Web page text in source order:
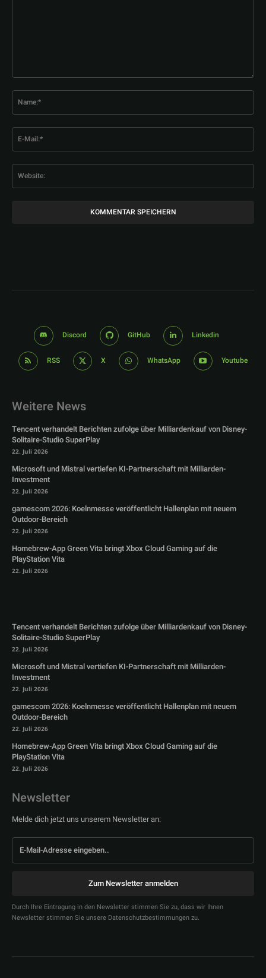
Discord GitHub Linkedin
RSS X WhatsApp Youtube
Weitere News
Tencent verhandelt Berichten zufolge über Milliardenkauf von Disney-
Solitaire-Studio SuperPlay
22. Juli 2026
Microsoft und Mistral vertiefen KI-Partnerschaft mit Milliarden-
Investment
22. Juli 2026
gamescom 2026: Koelnmesse veröffentlicht Hallenplan mit neuem
Outdoor-Bereich
22. Juli 2026
Homebrew-App Green Vita bringt Xbox Cloud Gaming auf die
PlayStation Vita
22. Juli 2026
Tencent verhandelt Berichten zufolge über Milliardenkauf von Disney-
Solitaire-Studio SuperPlay
22. Juli 2026
Microsoft und Mistral vertiefen KI-Partnerschaft mit Milliarden-
Investment
22. Juli 2026
gamescom 2026: Koelnmesse veröffentlicht Hallenplan mit neuem
Outdoor-Bereich
22. Juli 2026
Homebrew-App Green Vita bringt Xbox Cloud Gaming auf die
PlayStation Vita
22. Juli 2026
Newsletter
Melde dich jetzt uns unserem Newsletter an:
Zum Newsletter anmelden
Durch Ihre Eintragung in den Newsletter stimmen Sie zu, dass wir Ihnen
Newsletter stimmen Sie unsere Datenschutzbestimmungen zu.